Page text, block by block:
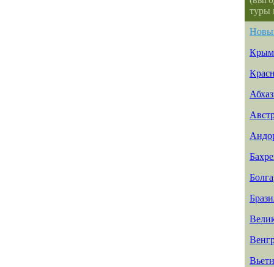
туры
Крым